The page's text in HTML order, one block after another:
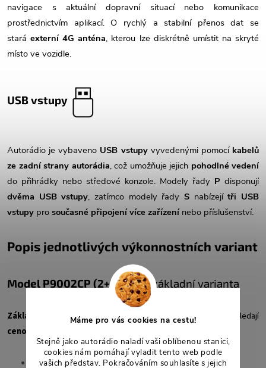
Máme pro vás cookies na cestu!
Stejně jako autorádio naladí vaši oblíbenou stanici,
cookies nám pomáhají vyladit tento web podle
vašich představ. Pokračováním souhlasíte s jejich
navigace s aktuální dopravní situací nebo komunikace
prostřednictvím aplikací. O rychlý a stabilní přenos dat se
stará externí 4G anténa, kterou lze diskrétně umístit na skryté
místo ve vozidle.
USB vstupy
Autorádio je vybaveno USB vstupyvyvedenými pomocí kabelů
ze zadní strany autorádia, což umožňuje jejich pohodlné vedení
do přihrádky nebo středové konzole. Modely řady P disponují
dvěma USB vstupy, zatímco modely řadyS nabízejítři USB
vstupy pro současné připojení více zařízení nebo příslušenství.
Popis jednotlivých výkonnostních variant
Model P9002CP (2+32GB)– základní varianta
Základní provedenívhodné pronenáročné uživatele
, kteří hledají
cenově dostupné
RAM:2 GB